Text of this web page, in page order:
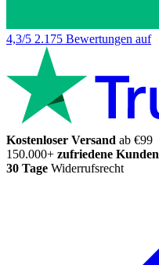
4,3/5 2.175 Bewertungen auf
Kostenloser Versand ab €99
150.000+ zufriedene Kunden
30 Tage Widerrufsrecht